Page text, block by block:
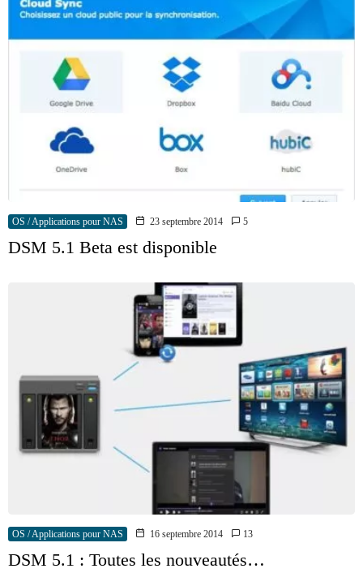
OS / Applications pour NAS 23 septembre 2014 5
DSM 5.1 Beta est disponible
OS / Applications pour NAS 16 septembre 2014 13
DSM 5.1 : Toutes les nouveautés…